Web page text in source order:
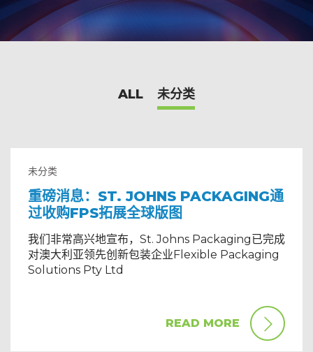
ALL 未分类
未分类
重磅消息：ST. JOHNS PACKAGING通
过收购FPS拓展全球版图
我们非常高兴地宣布，St. Johns Packaging已完成
对澳大利亚领先创新包装企业Flexible Packaging
Solutions Pty Ltd
READ MORE